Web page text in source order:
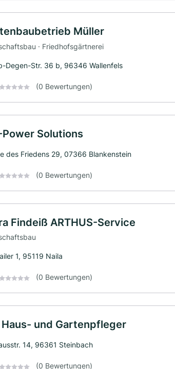
Müller
· Friedhofsgärtnerei
Degen-Str. 36 b, 96346 Wallenfels
(0 Bewertungen)
Power Solutions
des Friedens 29, 07366 Blankenstein
(0 Bewertungen)
Findeiß ARTHUS-Service
1, 95119 Naila
(0 Bewertungen)
Haus- und Gartenpfleger
14, 96361 Steinbach
(0 Bewertungen)